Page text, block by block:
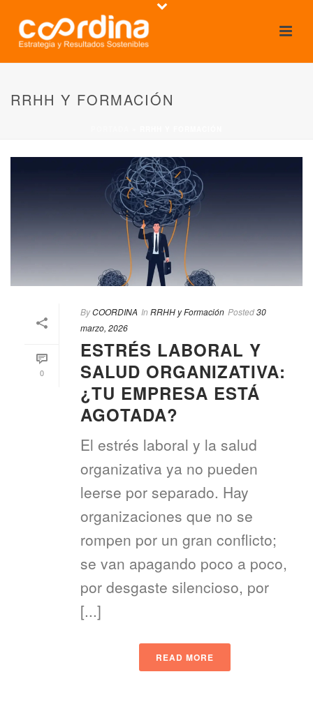
RRHH Y FORMACIÓN
0
ByCOORDINA In RRHH y Formación Posted30
marzo, 2026
ESTRÉS LABORAL Y
SALUD ORGANIZATIVA:
¿TU EMPRESA ESTÁ
AGOTADA?
El estrés laboral y la salud
organizativa ya no pueden
leerse por separado. Hay
organizaciones que no se
rompen por un gran conflicto;
se van apagando poco a poco,
por desgaste silencioso, por
[...]
READ MORE